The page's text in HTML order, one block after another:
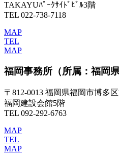
TAKAYUﾊﾟｰｸｻｲﾄﾞﾋﾞﾙ3階
TEL 022-738-7118
MAP
TEL
MAP
福岡事務所 （所属：福岡
〒812-0013 福岡県福岡市博多
福岡建設会館5階
TEL 092-292-6763
MAP
TEL
MAP